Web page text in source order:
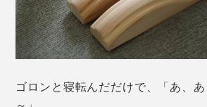
ゴロンと寝転んだだけで、「あ、